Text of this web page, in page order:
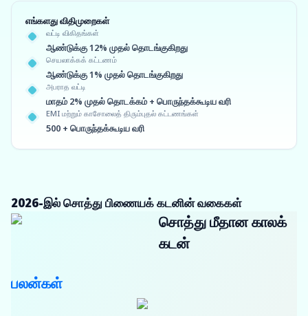
எங்களது விதிமுறைகள்
வட்டி விகிதங்கள்
ஆண்டுக்கு 12% முதல் தொடங்குகிறது
செயலாக்கக் கட்டணம்
ஆண்டுக்கு 1% முதல் தொடங்குகிறது
அபராத வட்டி
மாதம் 2% முதல் தொடக்கம் + பொருந்தக்கூடிய வரி
EMI மற்றும் காசோலைத் திரும்புதல் கட்டணங்கள்
500 + பொருந்தக்கூடிய வரி
2026-இல் சொத்து பிணையக் கடனின் வகைகள்
சொத்து மீதான காலக்
கடன்
பலன்கள்